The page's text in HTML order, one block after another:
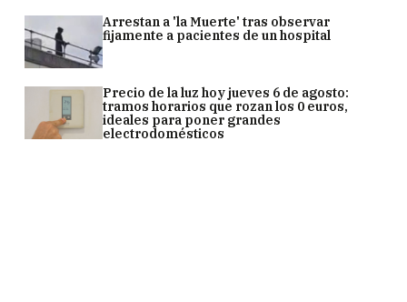
Arrestan a 'la Muerte' tras observar
fijamente a pacientes de un hospital
Precio de la luz hoy jueves 6 de agosto:
tramos horarios que rozan los 0 euros,
ideales para poner grandes
electrodomésticos